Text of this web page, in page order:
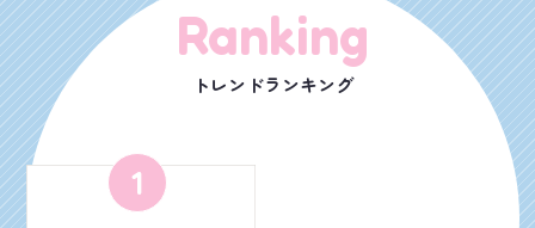
Ranking
トレンドランキング
1